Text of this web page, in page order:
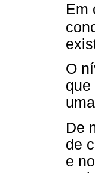
Em
O
que
De
de
e